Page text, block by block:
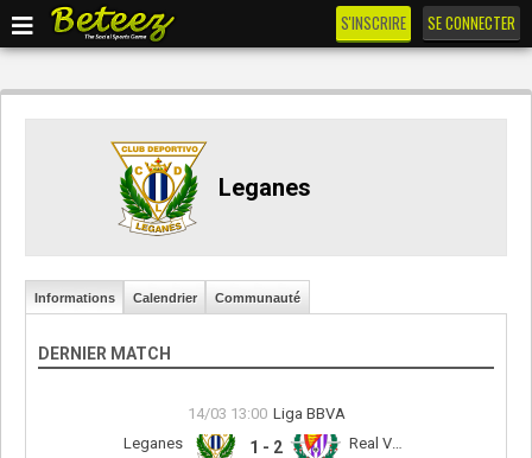
S'INSCRIRE SE CONNECTER
Leganes
Informations Calendrier Communauté
DERNIER MATCH
14/03 13:00 Liga BBVA
Leganes
1 - 2 Real Valladolid